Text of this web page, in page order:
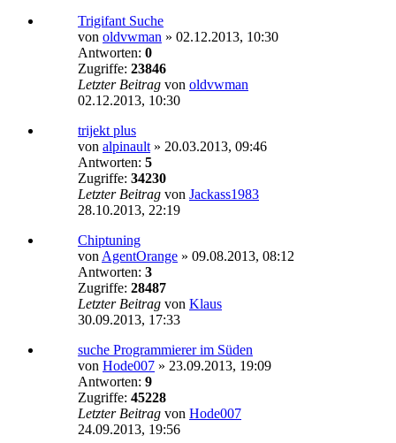
Trigifant Suche
von oldvwman » 02.12.2013, 10:30
Antworten: 0
Zugriffe: 23846
Letzter Beitrag von oldvwman
02.12.2013, 10:30
trijekt plus
von alpinault » 20.03.2013, 09:46
Antworten: 5
Zugriffe: 34230
Letzter Beitrag von Jackass1983
28.10.2013, 22:19
Chiptuning
von AgentOrange » 09.08.2013, 08:12
Antworten: 3
Zugriffe: 28487
Letzter Beitrag von Klaus
30.09.2013, 17:33
suche Programmierer im Süden
von Hode007 » 23.09.2013, 19:09
Antworten: 9
Zugriffe: 45228
Letzter Beitrag von Hode007
24.09.2013, 19:56